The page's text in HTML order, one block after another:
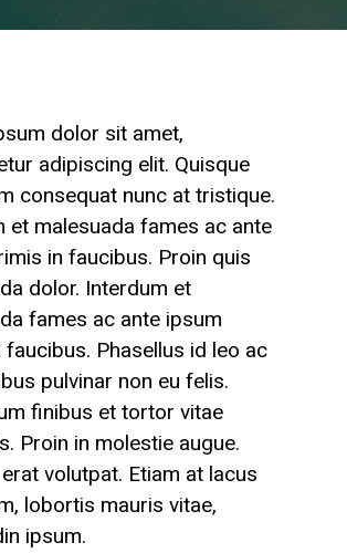
dolor sit amet,
adipiscing elit. Quisque
consequat nunc at tristique.
et malesuada fames ac ante
in faucibus. Proin quis
dolor. Interdum et
fames ac ante ipsum
Phasellus id leo ac
pulvinar non eu felis.
finibus et tortor vitae
Proin in molestie augue.
volutpat. Etiam at lacus
lobortis mauris vitae,
ipsum.